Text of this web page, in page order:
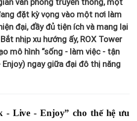
văn phòng truyền thống, một
đặt kỳ vọng vào một nơi làm
đại, đầy đủ tiện ích và mang lại
nhịp xu hướng ấy, ROX Tower
mô hình “sống - làm việc - tận
Enjoy) ngay giữa đại đô thị năng
- Live - Enjoy” cho thế hệ ưu